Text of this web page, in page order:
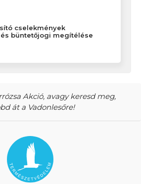
cselekmények
büntetőjogi megítélése
Akció, avagy keresd meg,
át a Vadonlesőre!